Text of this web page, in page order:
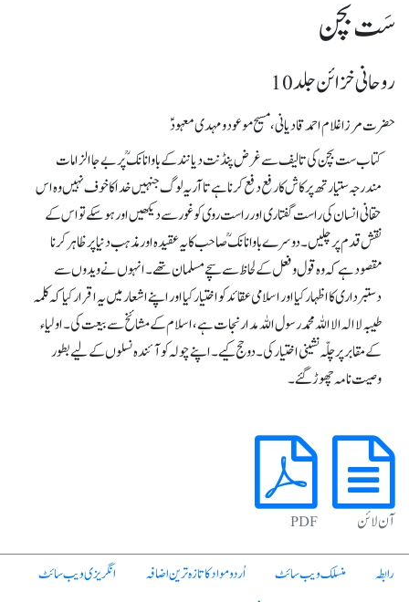
سَت بچن
روحانی خزائن جلد 10
حضرت مرزا غلام احمد قادیانی، مسیح موعود و مہدی معہودؑ
کتاب ست بچن کی تالیف سے غرض پنڈنت دیانند کے باوانانکؒ پر بے جا الزامات
مندرجہ ستیارتھ پرکاش کا رفع دفع کرنا ہے تا آریہ لوگ جنہیں خدا کا خوف نہیں وہ اس
حقانی انسان کی راست گفتاری اور راست روی کو غور سے دیکھیں اور ہو سکے تو اس کے
نقش قدم پر چلیں۔ دوسرے باوا نانکؒ صاحب کا یہ عقیدہ اور مذہب دنیا پر ظاہر کرنا
مقصود ہے کہ وہ قول و فعل کے لحاظ سے سچے مسلمان تھے۔ انہوں نے ویدوں سے
دستبرداری کا اظہار کیا اور اسلامی عقائد کو اختیار کیا اور اپنے اشعار میں یہ اقرار کیا کہ کلمہ
طیبہ لا الہ الا اللہ محمد رسول اللہ مدار نجات ہے، اسلام کے مشائخ سے بیعت کی۔ اولیاء
کے مقابر پر چلّہ نشینی اختیار کی۔ دو حج کیے۔ اپنے چولہ کو آئندہ نسلوں کے لیے بطور
وصیت نامہ چھوڑ گئے۔
آن لائن PDF
رابطہ منسلک ویب سائٹ اُردو مواد کا تازہ ترین اضافہ انگریزی ویب سائٹ